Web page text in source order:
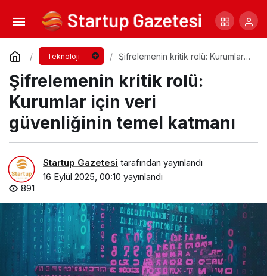
Teknoloji
Şifrelemenin kritik rolü: Kurumlar
katmanı
Şifrelemenin kritik rolü:
Kurumlar için veri
güvenliğinin temel katmanı
Startup Gazetesi tarafından yayınlandı
16 Eylül 2025, 00:10 yayınlandı
891
Merkeziyetsiz Depolama: Verinin Geleceği
Web3 ile Şekilleniyor
Yorum Yap Paylaş